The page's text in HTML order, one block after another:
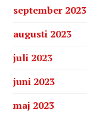
september 2023
augusti 2023
juli 2023
juni 2023
maj 2023